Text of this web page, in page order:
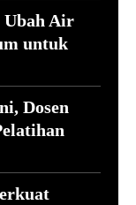
Ubah Air
untuk
Dosen